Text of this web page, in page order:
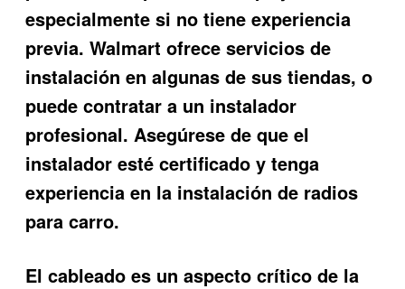
especialmente si no tiene experiencia
previa. Walmart ofrece servicios de
instalación en algunas de sus tiendas, o
puede contratar a un instalador
profesional. Asegúrese de que el
instalador esté certificado y tenga
experiencia en la instalación de radios
para carro.
El cableado es un aspecto crítico de la